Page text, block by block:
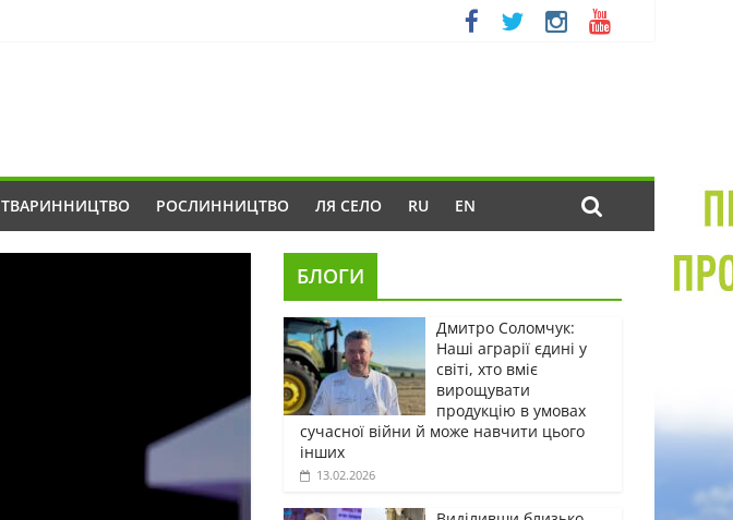
ТВАРИННИЦТВО РОСЛИННИЦТВО ЛЯ СЕЛО RU EN
БЛОГИ
Дмитро Соломчук:
Наші аграрії єдині у
світі, хто вміє
вирощувати
продукцію в умовах
сучасної війни й може навчити цього
інших
13.02.2026